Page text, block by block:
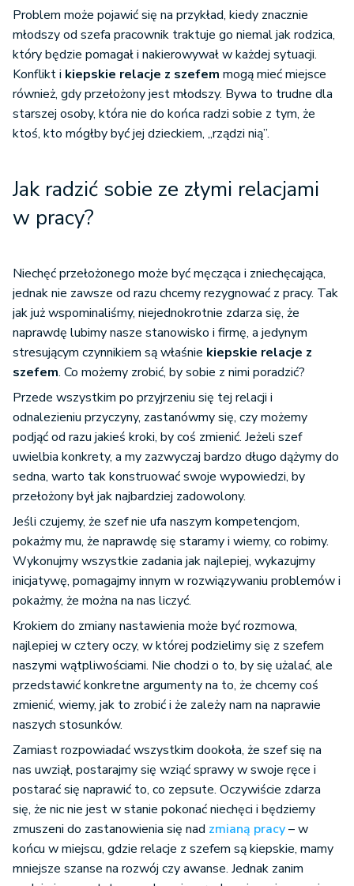
Problem może pojawić się na przykład, kiedy znacznie
młodszy od szefa pracownik traktuje go niemal jak rodzica,
który będzie pomagał i nakierowywał w każdej sytuacji.
Konflikt i kiepskie relacje z szefem mogą mieć miejsce
również, gdy przełożony jest młodszy. Bywa to trudne dla
starszej osoby, która nie do końca radzi sobie z tym, że
ktoś, kto mógłby być jej dzieckiem, „rządzi nią”.
Jak radzić sobie ze złymi relacjami
w pracy?
Niechęć przełożonego może być męcząca i zniechęcająca,
jednak nie zawsze od razu chcemy rezygnować z pracy. Tak
jak już wspominaliśmy, niejednokrotnie zdarza się, że
naprawdę lubimy nasze stanowisko i firmę, a jedynym
stresującym czynnikiem są właśnie kiepskie relacje z
szefem. Co możemy zrobić, by sobie z nimi poradzić?
Przede wszystkim po przyjrzeniu się tej relacji i
odnalezieniu przyczyny, zastanówmy się, czy możemy
podjąć od razu jakieś kroki, by coś zmienić. Jeżeli szef
uwielbia konkrety, a my zazwyczaj bardzo długo dążymy do
sedna, warto tak konstruować swoje wypowiedzi, by
przełożony był jak najbardziej zadowolony.
Jeśli czujemy, że szef nie ufa naszym kompetencjom,
pokażmy mu, że naprawdę się staramy i wiemy, co robimy.
Wykonujmy wszystkie zadania jak najlepiej, wykazujmy
inicjatywę, pomagajmy innym w rozwiązywaniu problemów i
pokażmy, że można na nas liczyć.
Krokiem do zmiany nastawienia może być rozmowa,
najlepiej w cztery oczy, w której podzielimy się z szefem
naszymi wątpliwościami. Nie chodzi o to, by się użalać, ale
przedstawić konkretne argumenty na to, że chcemy coś
zmienić, wiemy, jak to zrobić i że zależy nam na naprawie
naszych stosunków.
Zamiast rozpowiadać wszystkim dookoła, że szef się na
nas uwziął, postarajmy się wziąć sprawy w swoje ręce i
postarać się naprawić to, co zepsute. Oczywiście zdarza
się, że nic nie jest w stanie pokonać niechęci i będziemy
zmuszeni do zastanowienia się nad zmianą pracy– w
końcu w miejscu, gdzie relacje z szefem są kiepskie, mamy
mniejsze szanse na rozwój czy awanse. Jednak zanim